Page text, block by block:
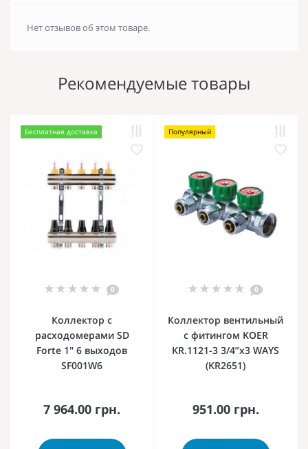
Нет отзывов об этом товаре.
Рекомендуемые товары
Бесплатная доставка
0
Коллектор с
расходомерами SD
Forte 1" 6 выходов
SF001W6
7 964.00 грн.
Популярный
0
Коллектор вентильный
с фитингом KOER
KR.1121-3 3/4”x3 WAYS
(KR2651)
951.00 грн.